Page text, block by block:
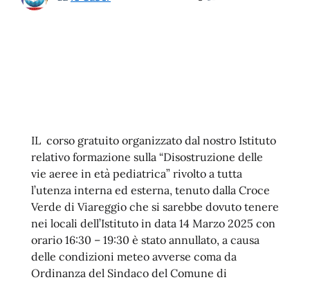
IL corso gratuito organizzato dal nostro Istituto
relativo formazione sulla “Disostruzione delle
vie aeree in età pediatrica” rivolto a tutta
l’utenza interna ed esterna, tenuto dalla Croce
Verde di Viareggio che si sarebbe dovuto tenere
nei locali dell’Istituto in data 14 Marzo 2025 con
orario 16:30 – 19:30 è stato annullato, a causa
delle condizioni meteo avverse coma da
Ordinanza del Sindaco del Comune di